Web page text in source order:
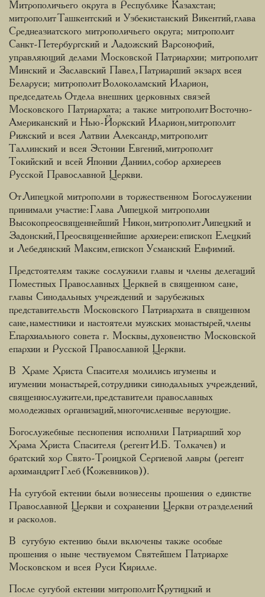
Митрополичьего округа в Республике Казахстан;
митрополит Ташкентский и Узбекистанский Викентий, глава
Среднеазиатского митрополичьего округа; митрополит
Санкт-Петербургский и Ладожский Варсонофий,
управляющий делами Московской Патриархии; митрополит
Минский и Заславский Павел, Патриарший экзарх всея
Беларуси; митрополит Волоколамский Иларион,
председатель Отдела внешних церковных связей
Московского Патриархата; а также митрополит Восточно-
Американский и Нью-Йоркский Иларион, митрополит
Рижский и всея Латвии Александр, митрополит
Таллинский и всея Эстонии Евгений, митрополит
Токийский и всей Японии Даниил, собор архиереев
Русской Православной Церкви.
От Липецкой митрополии в торжественном Богослужении
принимали участие: Глава Липецкой митрополии
Высокопреосвященнейший Никон, митрополит Липецкий и
Задонский, Преосвященнейшие архиереи: епископ Елецкий
и Лебедянский Максим, епископ Усманский Евфимий.
Предстоятелям также сослужили главы и члены делегаций
Поместных Православных Церквей в священном сане,
главы Синодальных учреждений и зарубежных
представительств Московского Патриархата в священном
сане, наместники и настоятели мужских монастырей, члены
Епархиального совета г. Москвы, духовенство Московской
епархии и Русской Православной Церкви.
В Храме Христа Спасителя молились игумены и
игумении монастырей, сотрудники синодальных учреждений,
священнослужители, представители православных
молодежных организаций, многочисленные верующие.
Богослужебные песнопения исполнили Патриарший хор
Храма Христа Спасителя (регент И.Б. Толкачев) и
братский хор Свято-Троицкой Сергиевой лавры (регент
архимандрит Глеб (Кожевников)).
На сугубой ектении были вознесены прошения о единстве
Православной Церкви и сохранении Церкви от разделений
и расколов.
В сугубую ектению были включены также особые
прошения о ныне чествуемом Святейшем Патриархе
Московском и всея Руси Кирилле.
После сугубой ектении митрополит Крутицкий и